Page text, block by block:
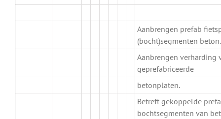
Aanbrengen prefab
(bocht)segmenten beton.
Aanbrengen verharding
geprefabriceerde
betonplaten.
Betreft gekoppelde
bochtsegmenten van